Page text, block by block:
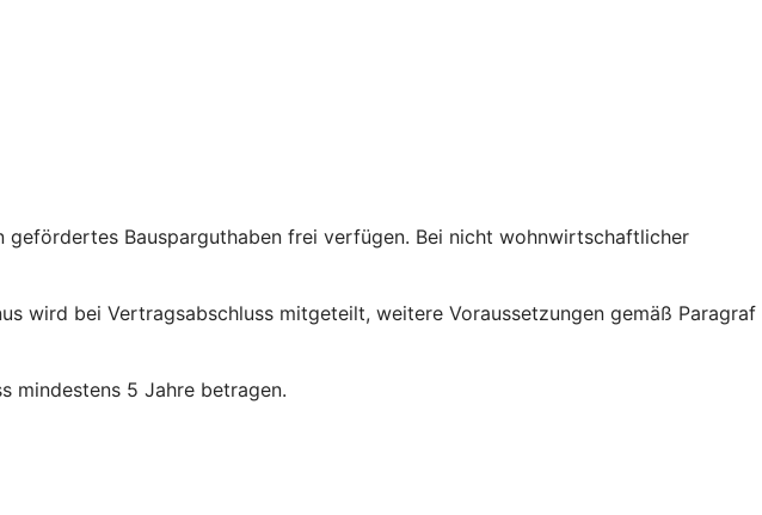
gefördertes Bausparguthaben frei verfügen. Bei nicht wohnwirtschaftlicher
wird bei Vertragsabschluss mitgeteilt, weitere Voraussetzungen gemäß Paragraf
mindestens 5 Jahre betragen.